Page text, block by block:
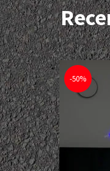
-50%